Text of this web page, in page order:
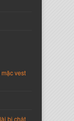
vest
bị chật